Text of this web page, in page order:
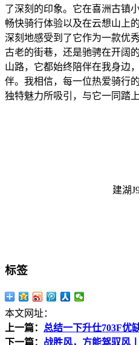
了深刻的印象。它在喜洲古镇
畅快骑行体验以及在云想山上
深刻地感受到了它作为一款优
古老的街巷，还是驰骋在开阔
山路，它都始终陪伴在我身边
伴。我相信，每一位热爱骑行
独特魅力所吸引，与它一同踏
建湖
标签
本文网址：
上一篇： 总结一下升仕703F优
下一篇： 战胜风，方能驾驭风